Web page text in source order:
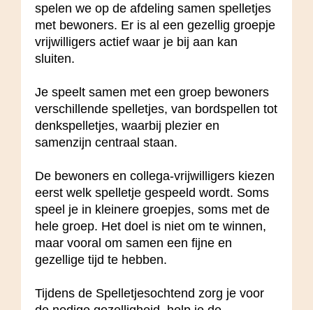
spelen we op de afdeling samen spelletjes
met bewoners. Er is al een gezellig groepje
vrijwilligers actief waar je bij aan kan
sluiten.
Je speelt samen met een groep bewoners
verschillende spelletjes, van bordspellen tot
denkspelletjes, waarbij plezier en
samenzijn centraal staan.
De bewoners en collega-vrijwilligers kiezen
eerst welk spelletje gespeeld wordt. Soms
speel je in kleinere groepjes, soms met de
hele groep. Het doel is niet om te winnen,
maar vooral om samen een fijne en
gezellige tijd te hebben.
Tijdens de Spelletjesochtend zorg je voor